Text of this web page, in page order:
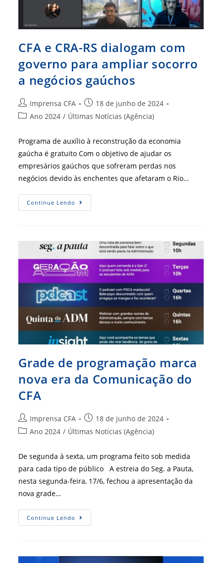
CFA e CRA-RS dialogam com
governo para ampliar socorro
a negócios gaúchos
Autor
do
Imprensa CFA
Post
publicado:
18 de junho de 2024
Categoria
Ano 2024 / Últimas Notícias (Agência)
Programa de auxílio à reconstrução da economia
gaúcha é gratuito Com o objetivo de ajudar os
empresários gaúchos que sofreram perdas nos
negócios devido às enchentes que afetaram o Rio…
Continue Lendo CFA
E
Governo
Para
Ampliar
Socorro
A
Negócios
Gaúchos
Grade de programação marca
nova era da Comunicação do
CFA
Autor
do
Imprensa CFA
Post
publicado:
18 de junho de 2024
Categoria
post:
Ano 2024 / Últimas Notícias (Agência)
De segunda à sexta, um programa feito sob medida
para cada tipo de público A estreia do Seg. a Pauta,
nesta segunda-feira, 17/6, fechou a apresentação da
nova grade…
Continue Lendo Grade
De
Da